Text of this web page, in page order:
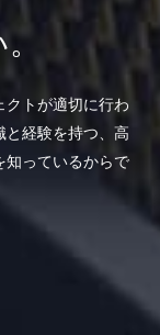
クトが適切に行わ
と経験を持つ、高
知っているからで